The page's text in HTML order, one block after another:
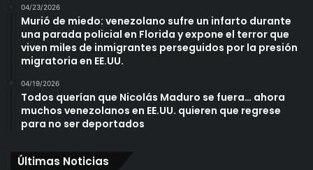
04/23/2026
Murió de miedo: venezolano sufre un infarto durante
una parada policial en Florida y expone el terror que
viven miles de inmigrantes perseguidos por la presión
migratoria en EE.UU.
04/19/2026
Todos querían que Nicolás Maduro se fuera… ahora
muchos venezolanos en EE.UU. quieren que regrese
para no ser deportados
Últimas Noticias